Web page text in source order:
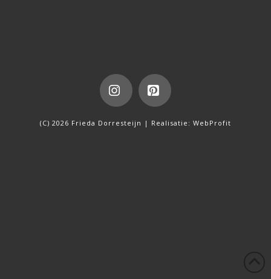
InstagramPinterest
(C) 2026 Frieda Dorresteijn | Realisatie: WebProfit